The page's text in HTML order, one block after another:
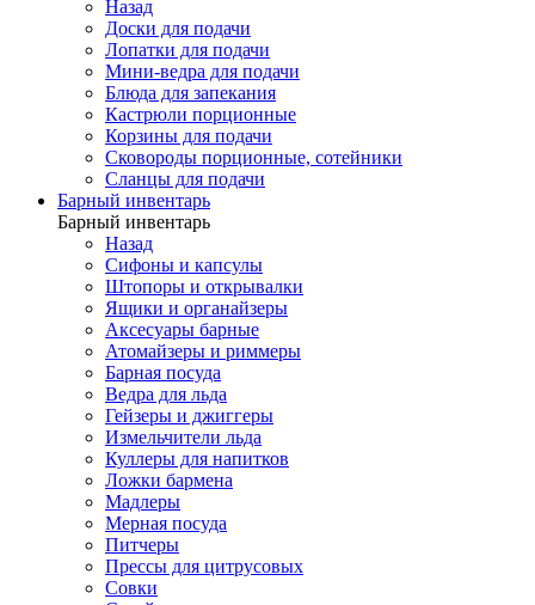
Назад
Доски для подачи
Лопатки для подачи
Мини-ведра для подачи
Блюда для запекания
Кастрюли порционные
Корзины для подачи
Сковороды порционные, сотейники
Сланцы для подачи
Барный инвентарь
Барный инвентарь
Назад
Сифоны и капсулы
Штопоры и открывалки
Ящики и органайзеры
Аксесуары барные
Атомайзеры и риммеры
Барная посуда
Ведра для льда
Гейзеры и джиггеры
Измельчители льда
Куллеры для напитков
Ложки бармена
Мадлеры
Мерная посуда
Питчеры
Прессы для цитрусовых
Совки